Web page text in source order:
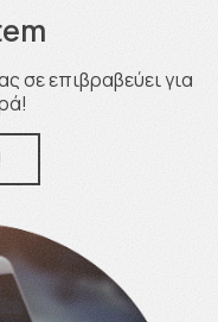
σε επιβραβεύει για